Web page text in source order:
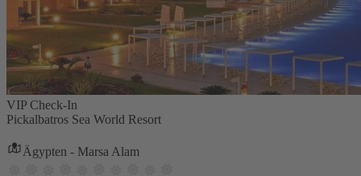
VIP Check-In
Pickalbatros Sea World Resort
Ägypten - Marsa Alam